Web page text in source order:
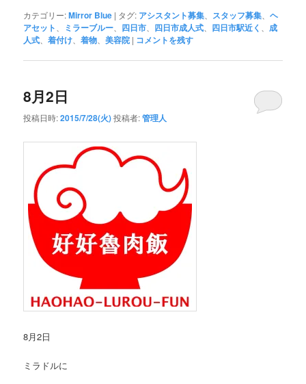
カテゴリー:Mirror Blue | タグ: アシスタント募集 スタッフ募集 、ヘ
アセット
ミラーブルー 四日市 四日市成人式 四日市駅近く
成
人式 、着付け 、着物 、美容院 | コメントを残す
8月2日
投稿日時:2015/7/28(火)投稿者:管理人
8月2日
ミラドルに